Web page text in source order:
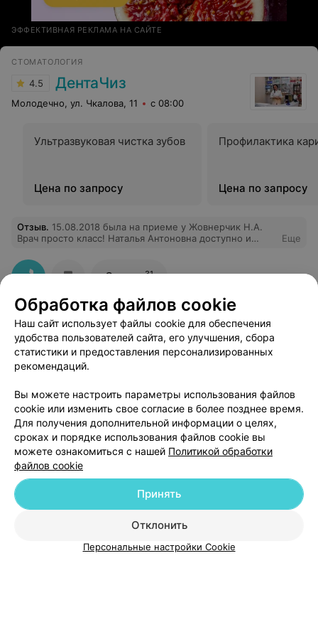
ЭФФЕКТИВНАЯ РЕКЛАМА НА САЙТЕ
СТОМАТОЛОГИЯ
4.5 ДентаЧиз
Молодечно, ул. Чкалова, 11 с 08:00
Ультразвуковая чистка зубов
Цена по запросу
Профилактика
Цена по запросу
Отзыв. 15.08.2018 была на приеме у Жовнерчик Н.А.
Врач просто класс! Наталья Антоновна доступно и
советы, и отлично полечила мой зуб! Врач очень
приятная, лечить зуб было совсем не страшно, к ней
клиники остались положительные эмоции, все отлично
организовано!
Еще
Отзывы31
Добавить специалиста
Медицинский маркетинг
Публичный договор
Пользовательское соглашение
Способы оплаты
Обработка файлов cookie
Наш сайт использует файлы cookie для обеспечения
удобства пользователей сайта, его улучшения, сбора
статистики и предоставления персонализированных
рекомендаций.
Вы можете настроить параметры использования файлов
cookie или изменить свое согласие в более позднее время.
Для получения дополнительной информации о целях,
сроках и порядке использования файлов cookie вы
можете ознакомиться с нашей Политикой обработки
файлов cookie
Отклонить
Принять
Персональные настройки Cookie